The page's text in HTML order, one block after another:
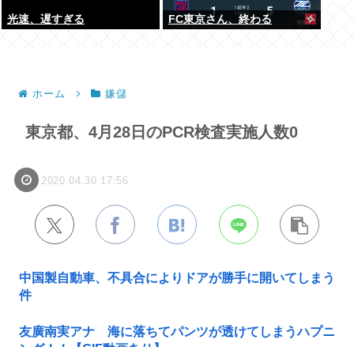
光速、遅すぎる FC東京さん、終わる
ホーム 嫌儲
東京都、4月28日のPCR検査実施人数0
2020.04.30 17:56
中国製自動車、不具合によりドアが勝手に開いてしまう
件
友廣南実アナ 海に落ちてパンツが透けてしまうハプニ